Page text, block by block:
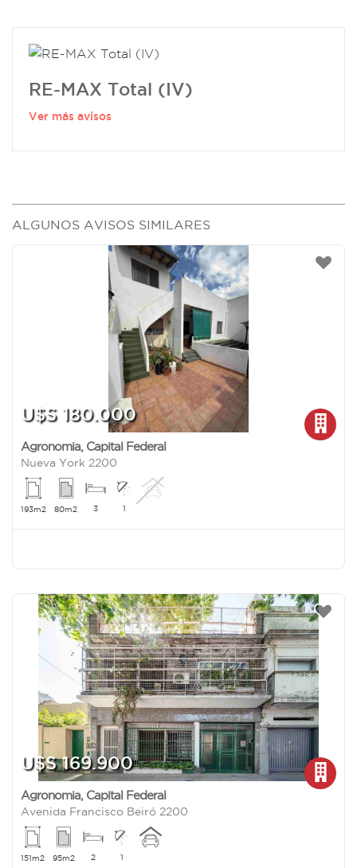
RE-MAX Total (IV)
Ver más avisos
ALGUNOS AVISOS SIMILARES
U$S 180.000
Agronomia, Capital Federal
Nueva York 2200
193m2 80m2 3 1
U$S 169.900
Agronomia, Capital Federal
Avenida Francisco Beiró 2200
151m2 95m2 2 1